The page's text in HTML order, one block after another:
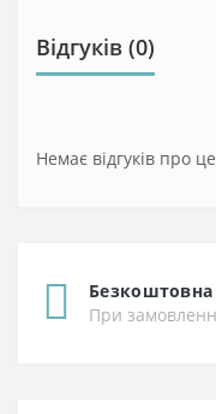
Відгуків (0)
Немає відгуків про
Безкоштовна
При